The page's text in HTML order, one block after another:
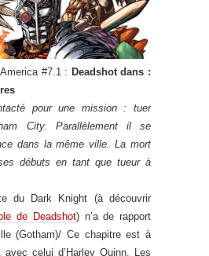
#7.1 : Deadshot dans :
pour une mission : tuer
City. Parallèlement il se
dans la même ville. La mort
débuts en tant que tueur à
du Dark Knight (à découvrir
de Deadshot) n’a de rapport
(Gotham)/ Ce chapitre est à
avec celui d’Harley Quinn. Les